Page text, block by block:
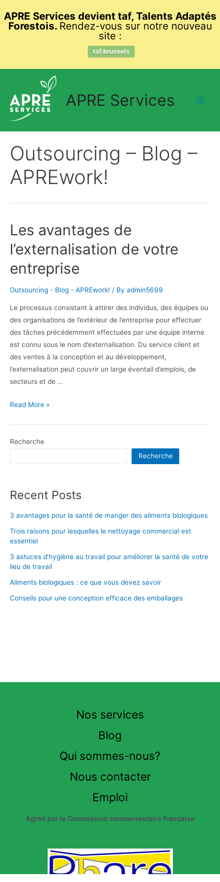
APRE Services devient taf, Talents Adaptés
Forestois. Rendez-vous sur notre nouveau
site :
taf.brussels
content
APRE Services
Outsourcing – Blog –
APREwork!
Les avantages de
l’externalisation de votre
entreprise
Outsourcing - Blog - APREwork! / By admin5699
Le processus consistant à attirer des individus, des équipes ou
des organisations de l’extérieur de l’entreprise pour effectuer
des tâches précédemment effectuées par une équipe interne
est connu sous le nom d’externalisation. Du service client et
des ventes à la conception et au développement,
l’externalisation peut couvrir un large éventail d’emplois, de
secteurs et de …
Les
l’externalisation
votre
Read More »
Recherche
Recherche
Recent Posts
3 avantages pour la santé de manger des aliments biologiques
Trois raisons pour lesquelles le nettoyage commercial est
essentiel
3 astuces d’hygiène au travail pour améliorer la santé de votre
lieu de travail
Aliments biologiques : ce que vous devez savoir
Conseils pour une conception efficace des emballages
Nos services
Blog
Qui sommes-nous?
Nous contacter
Emploi
Agréé par la Commission communautaire française